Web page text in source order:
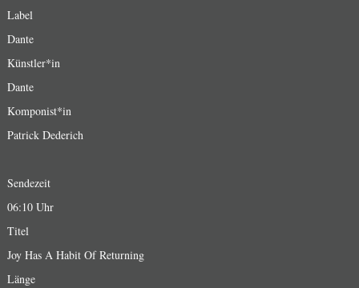
Label
Dante
Künstler*in
Dante
Komponist*in
Patrick Dederich
Sendezeit
06:10 Uhr
Titel
Joy Has A Habit Of Returning
Länge